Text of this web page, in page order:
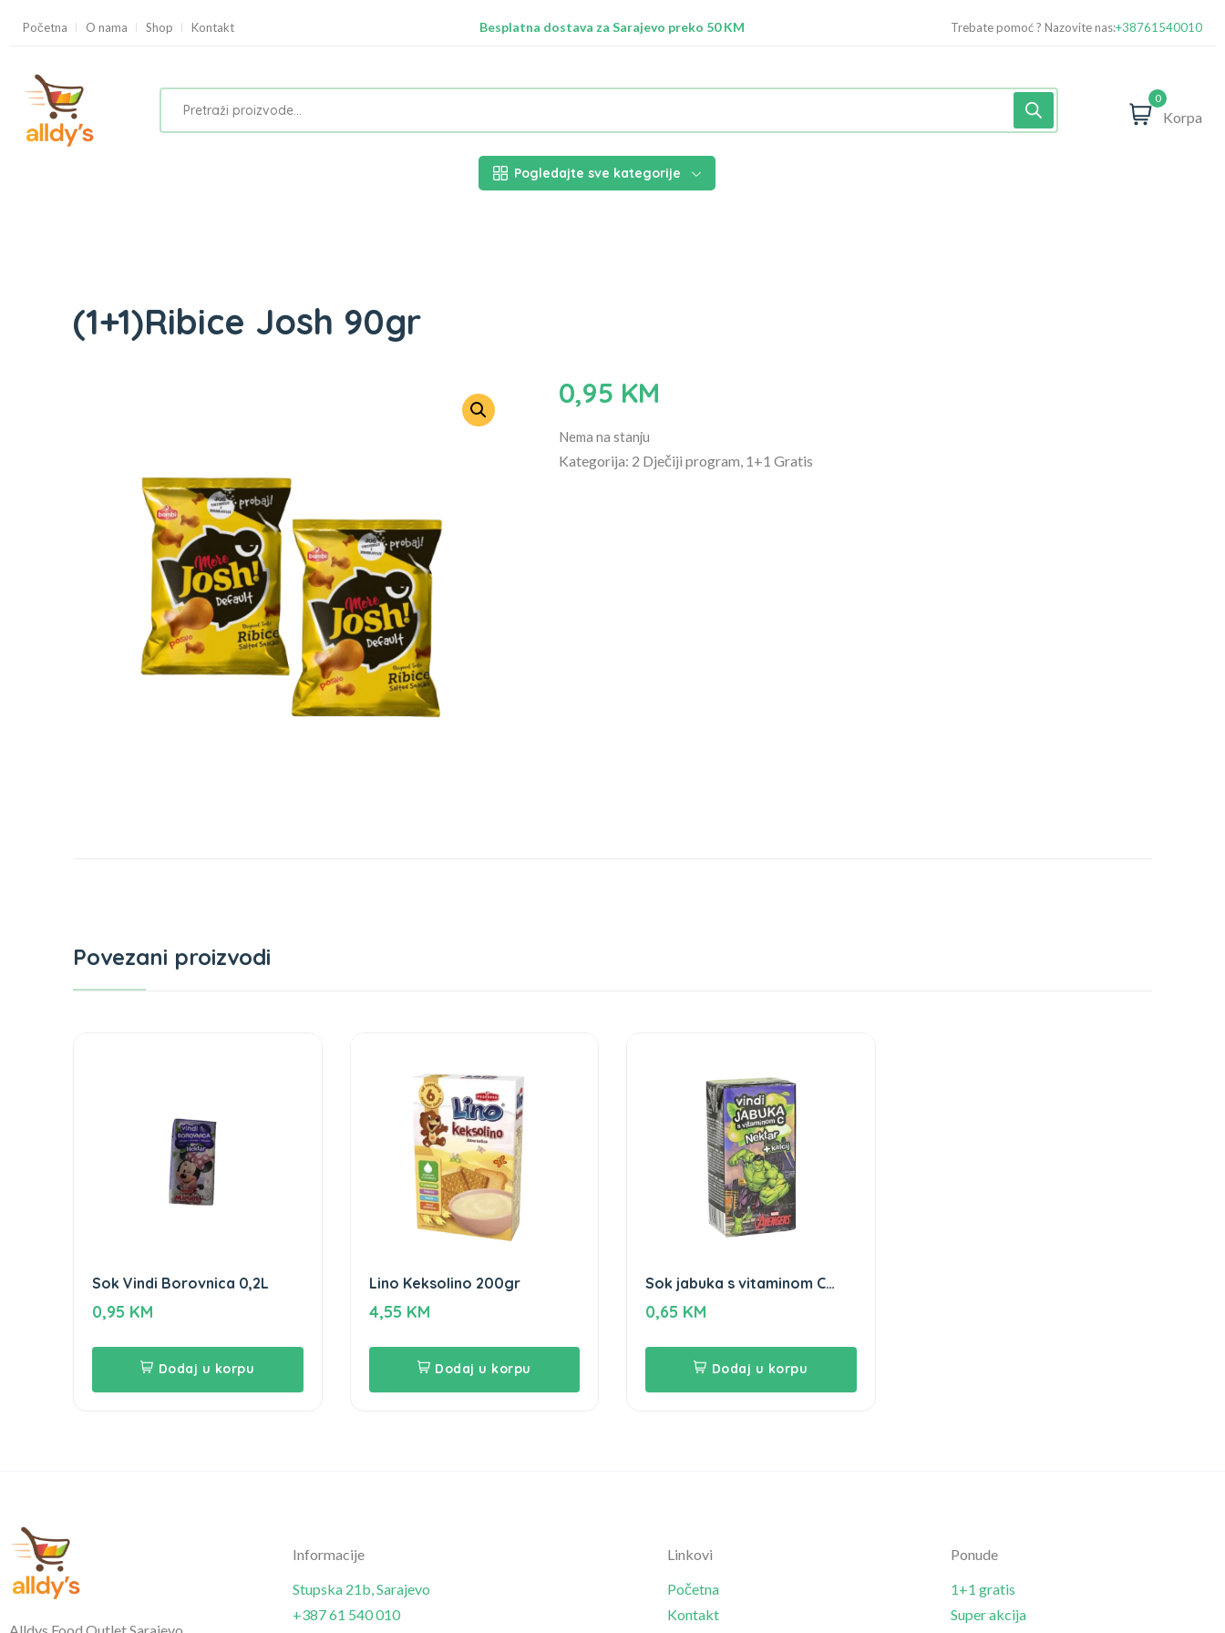
Početna O nama Shop Kontakt
Besplatna dostava za Sarajevo preko 50 KM
Trebate pomoć ? Nazovite nas:+38761540010
0
Korpa
Pogledajte sve kategorije
(1+1)Ribice Josh 90gr
0,95 KM
Nema na stanju
Kategorija: 2 Dječiji program, 1+1 Gratis
Povezani proizvodi
Sok Vindi Borovnica 0,2L
0,95 KM
Dodaj u korpu
Lino Keksolino 200gr
4,55 KM
Dodaj u korpu
Sok jabuka s vitaminom C
Nektar + kalcij Vindi 0,2L
0,65 KM
Dodaj u korpu
Informacije
Stupska 21b, Sarajevo
+387 61 540 010
Linkovi
Početna
Kontakt
Ponude
1+1 gratis
Super akcija